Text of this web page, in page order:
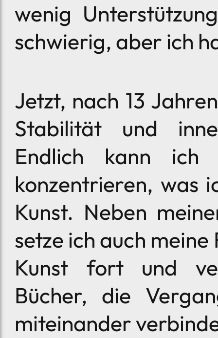
wenig
schwierig, aber ich
Jetzt, nach 13
Stabilität und
Endlich kann
konzentrieren, was
Kunst. Neben
setze ich auch
Kunst fort und
Bücher, die
miteinander